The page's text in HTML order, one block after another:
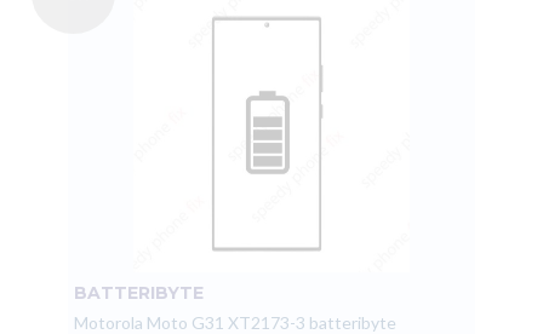
BATTERIBYTE
Motorola Moto G31 XT2173-3 batteribyte